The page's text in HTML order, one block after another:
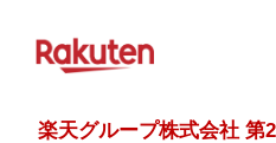
楽天グループ株式会社 第